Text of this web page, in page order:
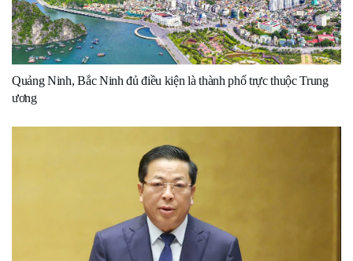
Quảng Ninh, Bắc Ninh đủ điều kiện là thành phố trực thuộc Trung
ương